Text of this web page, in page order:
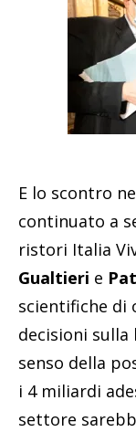
E lo scontro
continuato a
ristori Italia
Gualtieri e
scientifiche di
decisioni sulla
senso della
i 4 miliardi
settore